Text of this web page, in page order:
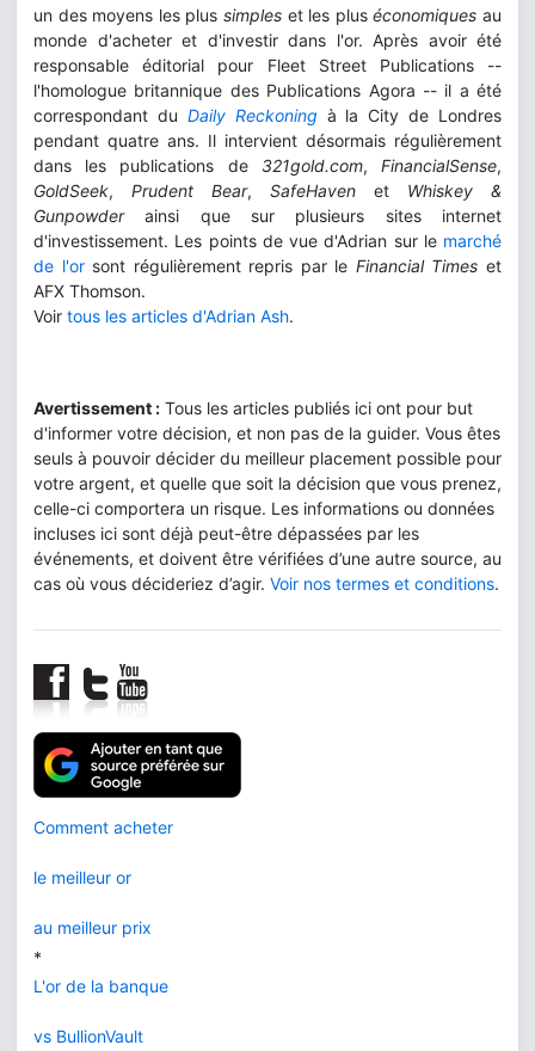
un des moyens les plus simples et les pluséconomiquesau
monde d'acheter et d'investir dans l'or. Après avoir été
responsable éditorial pour Fleet Street Publications --
l'homologue britannique des Publications Agora -- il a été
correspondant du Daily Reckoning à la City de Londres
pendant quatre ans. Il intervient désormais régulièrement
dans les publications de 321gold.com,FinancialSense,
GoldSeek, Prudent Bear, SafeHaven et Whiskey &
Gunpowderainsi que sur plusieurs sites internet
d'investissement. Les points de vue d'Adrian sur le marché
de l'orsont régulièrement repris par le Financial Times et
AFX Thomson.
Voir tous les articles d'Adrian Ash.
Avertissement : Tous les articles publiés ici ont pour but
d'informer votre décision, et non pas de la guider. Vous êtes
seuls à pouvoir décider du meilleur placement possible pour
votre argent, et quelle que soit la décision que vous prenez,
celle-ci comportera un risque. Les informations ou données
incluses ici sont déjà peut-être dépassées par les
événements, et doivent être vérifiées d’une autre source, au
cas où vous décideriez d’agir. Voir nos termes et conditions.
Comment acheter
le meilleur or
au meilleur prix
*
L'or de la banque
vs BullionVault